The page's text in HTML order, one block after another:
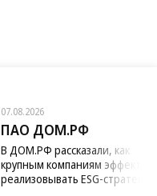
07.08.2026
ПАО ДОМ.РФ
В ДОМ.РФ рассказали, как
крупным компаниям
реализовывать ESG-стратегию